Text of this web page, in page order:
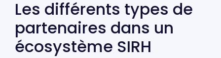
Les différents types de
partenaires dans un
écosystème SIRH